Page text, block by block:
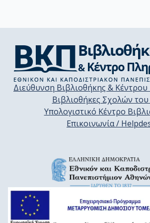
Διεύθυνση Βιβλιοθήκης &
Βιβλιοθήκες Σχολών
Υπολογιστικό Κέντρο
Επικοινωνία /